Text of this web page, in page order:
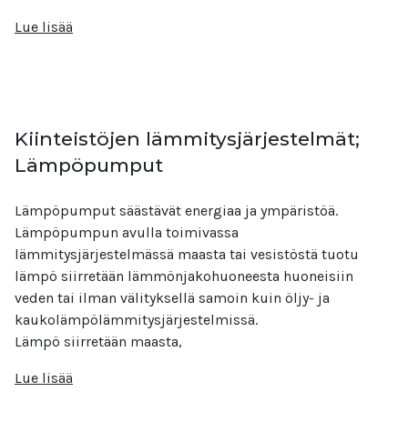
Lue lisää
Kiinteistöjen lämmitysjärjestelmät;
Lämpöpumput
Lämpöpumput säästävät energiaa ja ympäristöä.
Lämpöpumpun avulla toimivassa
lämmitysjärjestelmässä maasta tai vesistöstä tuotu
lämpö siirretään lämmönjakohuoneesta huoneisiin
veden tai ilman välityksellä samoin kuin öljy- ja
kaukolämpölämmitysjärjestelmissä.
Lämpö siirretään maasta,
Lue lisää